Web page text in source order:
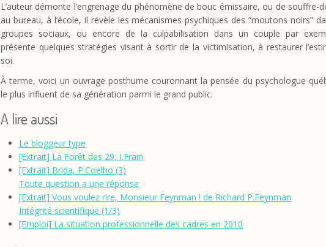
L’auteur démonte l’engrenage du phénomène de bouc émissaire, ou de souffre-
au bureau, à l’école, il révèle les mécanismes psychiques des “moutons noirs”
groupes sociaux, ou encore de la culpabilisation dans un couple par
présente quelques stratégies visant à sortir de la victimisation, à restaurer
soi.
À terme, voici un ouvrage posthume couronnant la pensée du psychologue
le plus influent de sa génération parmi le grand public.
A lire aussi
Le bloggeur type
[Extrait] La Forêt des 29, I.Frain
[Extrait] Brida, P.Coelho (3)
Toute question a une réponse
[Extrait] Vous voulez rire, Monsieur Feynman ! de Richard P.Feynman
Intégrité scientifique (1/3)
[Emploi] La situation professionnelle des cadres en 2010